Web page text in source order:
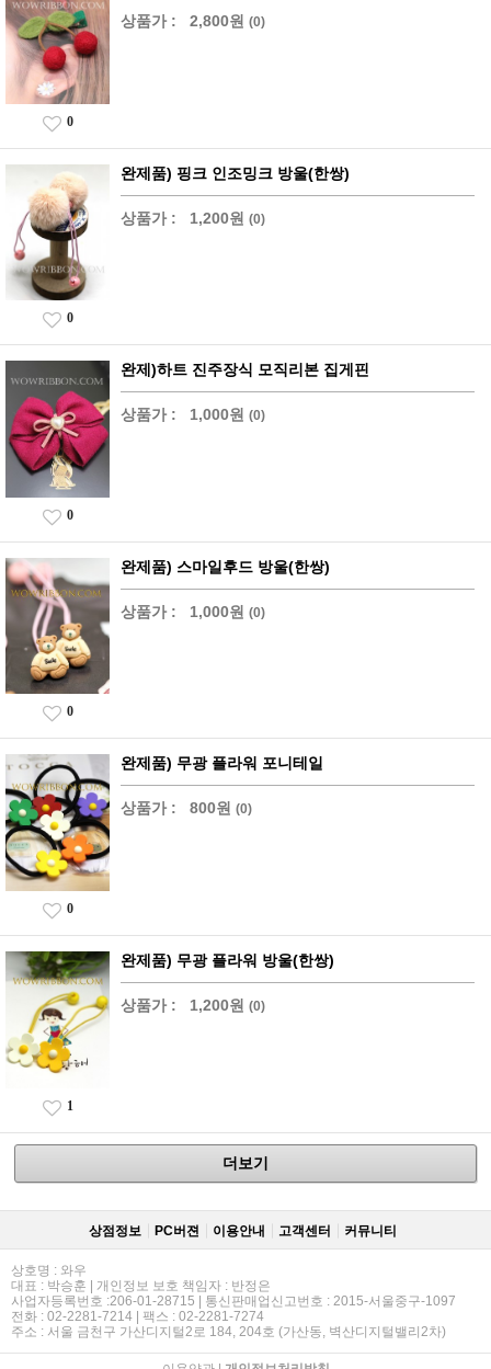
상품가 : 2,800원 (0)
0
완제품) 핑크 인조밍크 방울(한쌍)
상품가 : 1,200원 (0)
0
완제)하트 진주장식 모직리본 집게핀
상품가 : 1,000원 (0)
0
완제품) 스마일후드 방울(한쌍)
상품가 : 1,000원 (0)
0
완제품) 무광 플라워 포니테일
상품가 : 800원 (0)
0
완제품) 무광 플라워 방울(한쌍)
상품가 : 1,200원 (0)
1
더보기
상점정보 PC버젼 이용안내 고객센터 커뮤니티
상호명 : 와우
대표 : 박승훈 | 개인정보 보호 책임자 : 반정은
사업자등록번호 :206-01-28715 | 통신판매업신고번호 : 2015-서울중구-1097
전화 : 02-2281-7214 | 팩스 : 02-2281-7274
주소 : 서울 금천구 가산디지털2로 184, 204호 (가산동, 벽산디지털밸리2차)